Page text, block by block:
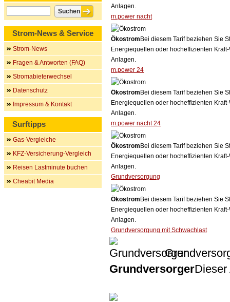
Anlagen.
m.power nacht
Ökostrom Bei diesem Tarif beziehen Sie
Energiequellen oder hocheffizienten
Anlagen.
m.power 24
Ökostrom Bei diesem Tarif beziehen Sie
Energiequellen oder hocheffizienten
Anlagen.
m.power nacht 24
Ökostrom Bei diesem Tarif beziehen Sie
Energiequellen oder hocheffizienten
Anlagen.
Grundversorgung
Ökostrom Bei diesem Tarif beziehen Sie
Energiequellen oder hocheffizienten
Anlagen.
Grundversorgung mit Schwachlast
GrundversorgerDieser
Strom-News & Service
Strom-News
Fragen & Antworten (FAQ)
Stromabieterwechsel
Datenschutz
Impressum & Kontakt
Surftipps
Gas-Vergleiche
KFZ-Versicherung-Vergleich
Reisen Lastminute buchen
Cheabit Media